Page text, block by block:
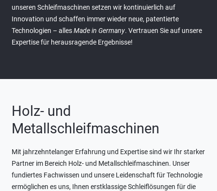
unseren Schleifmaschinen setzen wir kontinuierlich auf
Innovation und schaffen immer wieder neue, patentierte
Technologien – allesMade in Germany. Vertrauen Sie auf unsere
Expertise für herausragende Ergebnisse!
Holz- und
Metallschleifmaschinen
Mit jahrzehntelanger Erfahrung und Expertise sind wir Ihr starker
Partner im Bereich Holz- und Metallschleifmaschinen. Unser
fundiertes Fachwissen und unsere Leidenschaft für Technologie
ermöglichen es uns, Ihnen erstklassige Schleiflösungen für die